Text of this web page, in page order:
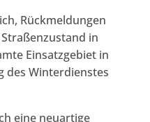
Rückmeldungen
in
Einsatzgebiet in
des Winterdienstes
eine neuartige